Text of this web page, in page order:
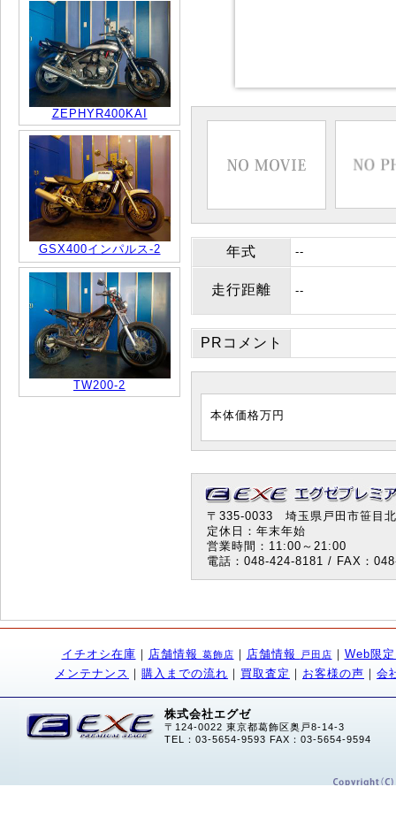
ZEPHYR400KAI
GSX400インパルス-2
TW200-2
年式 --
走行距離 --
PRコメント
本体価格万円
〒335-0033 埼玉県戸田市笹目
定休日：年末年始
営業時間：11:00～21:00
電話：048-424-8181 / FAX：
イチオシ在庫 ｜ 店舗情報 葛飾店 ｜ 店舗情報 戸田店 ｜ Web限
メンテナンス ｜ 購入までの流れ ｜ 買取査定 ｜ お客様の声 ｜ 会
株式会社エグゼ
〒124-0022 東京都葛飾区奥戸8-14-3
TEL：03-5654-9593 FAX：03-5654-9594